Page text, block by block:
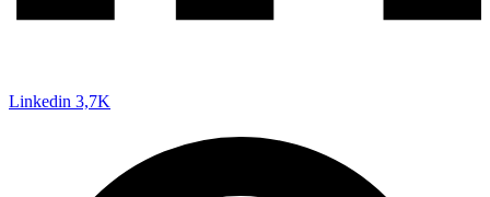
Linkedin 3,7K